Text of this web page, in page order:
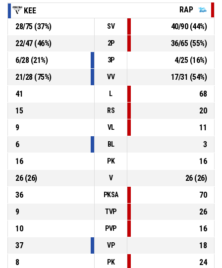
KEE
RAP
28/75(37%) SV 40/90(44%)
22/47(46%) 2P 36/65(55%)
6/28(21%) 3P 4/25(16%)
21/28(75%) VV 17/31 (54%)
41
L
68
15
RS
20
9
VL
11
6
BL
3
16
PK
16
26(26) V 26(26)
36
PKSA
70
9
TVP
26
10
PVP
16
37
VP
18
8
PK 24